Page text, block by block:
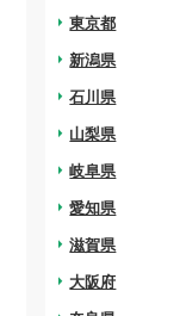
東京都
arrow_right
新潟県
arrow_right
石川県
arrow_right
山梨県
arrow_right
岐阜県
arrow_right
愛知県
arrow_right
滋賀県
arrow_right
大阪府
arrow_right